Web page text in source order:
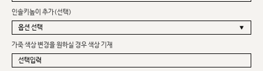
인솔키높이 추가(선택)
가죽 색상 변경을 원하실 경우 색상 기재